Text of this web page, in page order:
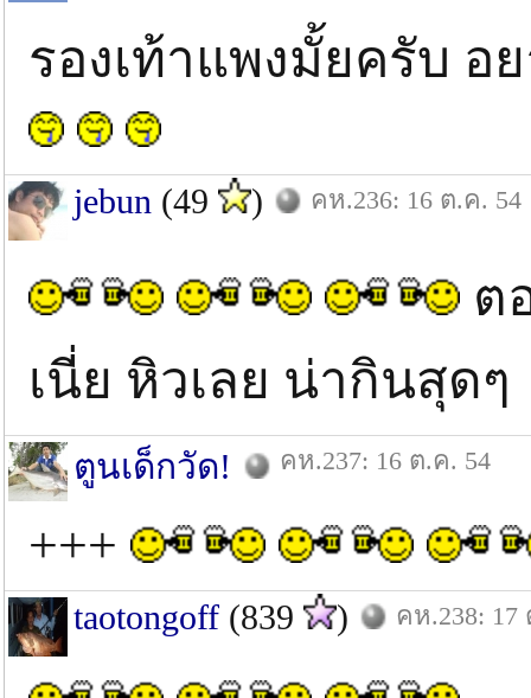
รองเท้าแพงมั้ยครับ
jebun (49 ) คห.236: 16 ต.ค. 54
ต
เนี่ย หิวเลย น่ากินสุด
ตูนเด็กวัด! คห.237: 16 ต.ค. 54
+++
taotongoff (839 ) คห.238: 17